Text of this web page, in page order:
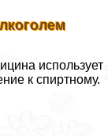
использует
к спиртному.